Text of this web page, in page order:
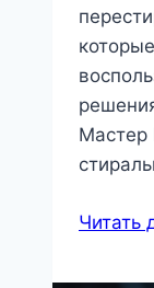
Мастер
Читать